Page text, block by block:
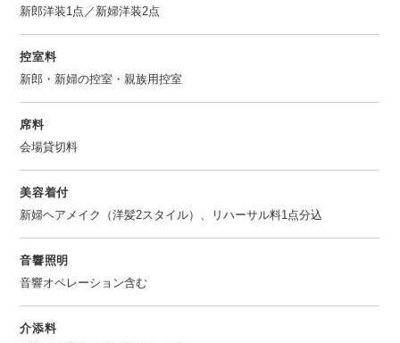
新郎洋装1点／新婦洋装2点
控室料
新郎・新婦の控室・親族用控室
席料
会場貸切料
美容着付
新婦ヘアメイク（洋髪2スタイル）、リハーサル料1点分込
音響照明
音響オペレーション含む
介添料